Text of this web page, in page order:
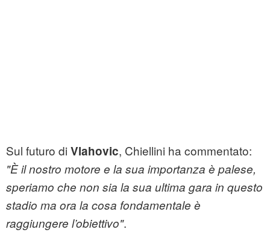
Sul futuro di Vlahovic, Chiellini ha commentato:
"È il nostro motore e la sua importanza è palese,
speriamo che non sia la sua ultima gara in questo
stadio ma ora la cosa fondamentale è
raggiungere l’obiettivo".